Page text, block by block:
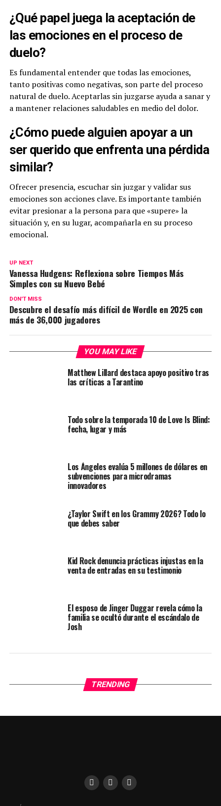
¿Qué papel juega la aceptación de
las emociones en el proceso de
duelo?
Es fundamental entender que todas las emociones,
tanto positivas como negativas, son parte del proceso
natural de duelo. Aceptarlas sin juzgarse ayuda a sanar y
a mantener relaciones saludables en medio del dolor.
¿Cómo puede alguien apoyar a un
ser querido que enfrenta una pérdida
similar?
Ofrecer presencia, escuchar sin juzgar y validar sus
emociones son acciones clave. Es importante también
evitar presionar a la persona para que «supere» la
situación y, en su lugar, acompañarla en su proceso
emocional.
UP NEXT
Vanessa Hudgens: Reflexiona sobre Tiempos Más
Simples con su Nuevo Bebé
DON'T MISS
Descubre el desafío más difícil de Wordle en 2025 con
más de 36,000 jugadores
YOU MAY LIKE
Matthew Lillard destaca apoyo positivo tras
las críticas a Tarantino
Todo sobre la temporada 10 de Love Is Blind:
fecha, lugar y más
Los Ángeles evalúa 5 millones de dólares en
subvenciones para microdramas
innovadores
¿Taylor Swift en los Grammy 2026? Todo lo
que debes saber
Kid Rock denuncia prácticas injustas en la
venta de entradas en su testimonio
El esposo de Jinger Duggar revela cómo la
familia se ocultó durante el escándalo de
Josh
TRENDING